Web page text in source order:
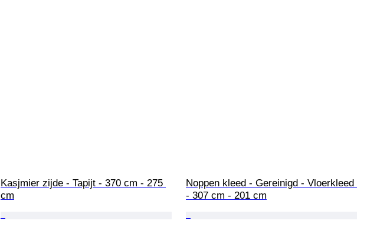
Kasjmier zijde - Tapijt - 370 cm - 275
cm
Noppen kleed - Gereinigd - Vloerkleed
- 307 cm - 201 cm